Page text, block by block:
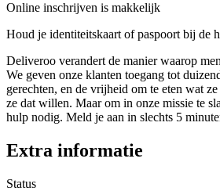
Online inschrijven is makkelijk
Houd je identiteitskaart of paspoort bij de
Deliveroo verandert de manier waarop
We geven onze klanten toegang tot
gerechten, en de vrijheid om te eten wat
ze dat willen. Maar om in onze missie te
hulp nodig. Meld je aan in slechts 5
Extra informatie
Status